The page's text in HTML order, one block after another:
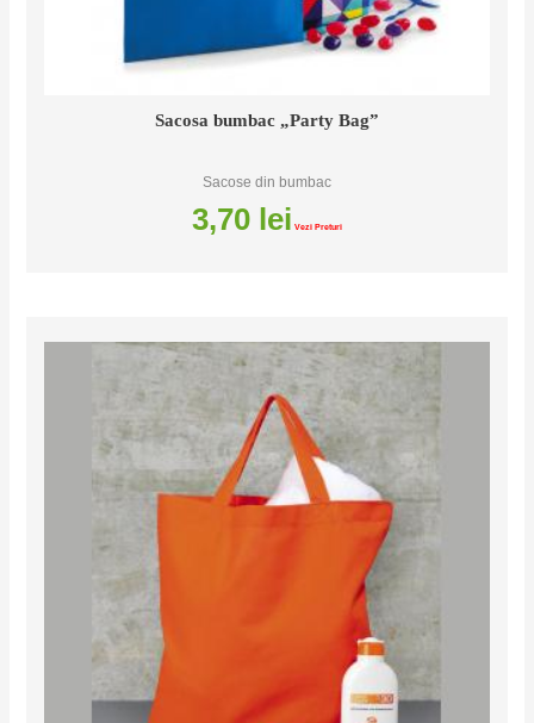
Sacosa bumbac „Party Bag”
Sacose din bumbac
3,70 lei Vezi Preturi